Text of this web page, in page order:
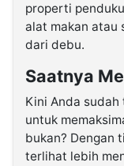
properti
alat makan atau
dari debu.
Saatnya
Kini Anda sudah
untuk
bukan? Dengan
terlihat lebih